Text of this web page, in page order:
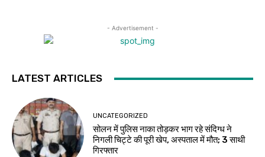
- Advertisement -
LATEST ARTICLES
UNCATEGORIZED
सोलन में पुलिस नाका तोड़कर भाग रहे संदिग्ध ने
निगली चिट्टे की पूरी खेप, अस्पताल में मौत; 3 साथी
गिरफ्तार